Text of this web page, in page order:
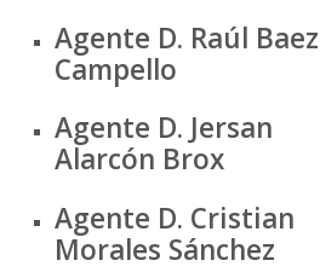
Agente D. Raúl
Campello
Agente D. Jersan
Alarcón Brox
Agente D. Cristian
Morales Sánchez